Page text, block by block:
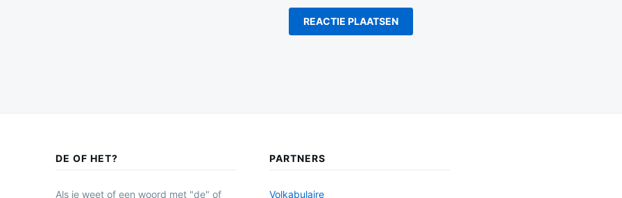
DE OF HET?
Als je weet of een woord met "de" of
PARTNERS
Volkabulaire